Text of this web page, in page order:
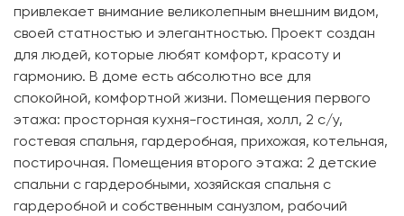
привлекает внимание великолепным внешним видом,
своей статностью и элегантностью. Проект создан
для людей, которые любят комфорт, красоту и
гармонию. В доме есть абсолютно все для
спокойной, комфортной жизни. Помещения первого
этажа: просторная кухня-гостиная, холл, 2 с/у,
гостевая спальня, гардеробная, прихожая, котельная,
постирочная. Помещения второго этажа: 2 детские
спальни с гардеробными, хозяйская спальня с
гардеробной и собственным санузлом, рабочий